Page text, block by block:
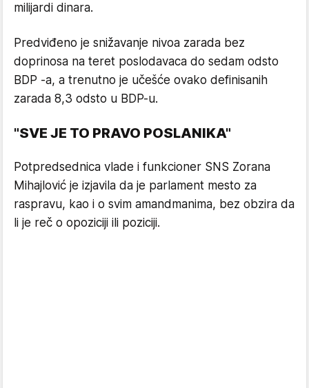
milijardi dinara.
Predviđeno je snižavanje nivoa zarada bez
doprinosa na teret poslodavaca do sedam odsto
BDP -a, a trenutno je učešće ovako definisanih
zarada 8,3 odsto u BDP-u.
"SVE JE TO PRAVO POSLANIKA"
Potpredsednica vlade i funkcioner SNS Zorana
Mihajlović je izjavila da je parlament mesto za
raspravu, kao i o svim amandmanima, bez obzira da
li je reč o opoziciji ili poziciji.